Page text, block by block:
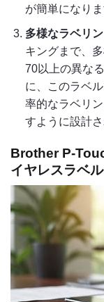
が簡単になりま
多様なラベリ
キングまで、
70以上の異な
に、このラベ
率的なラベリ
すように設計さ
Brother P-
イヤレスラベ